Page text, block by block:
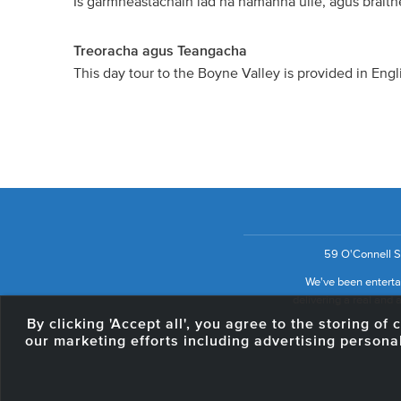
Treoracha agus Teangacha
This day tour to the Boyne Valley is provided in
59 O'Connell
We've been
By clicking 'Accept all', you agree to the storing of
our marketing efforts including advertising